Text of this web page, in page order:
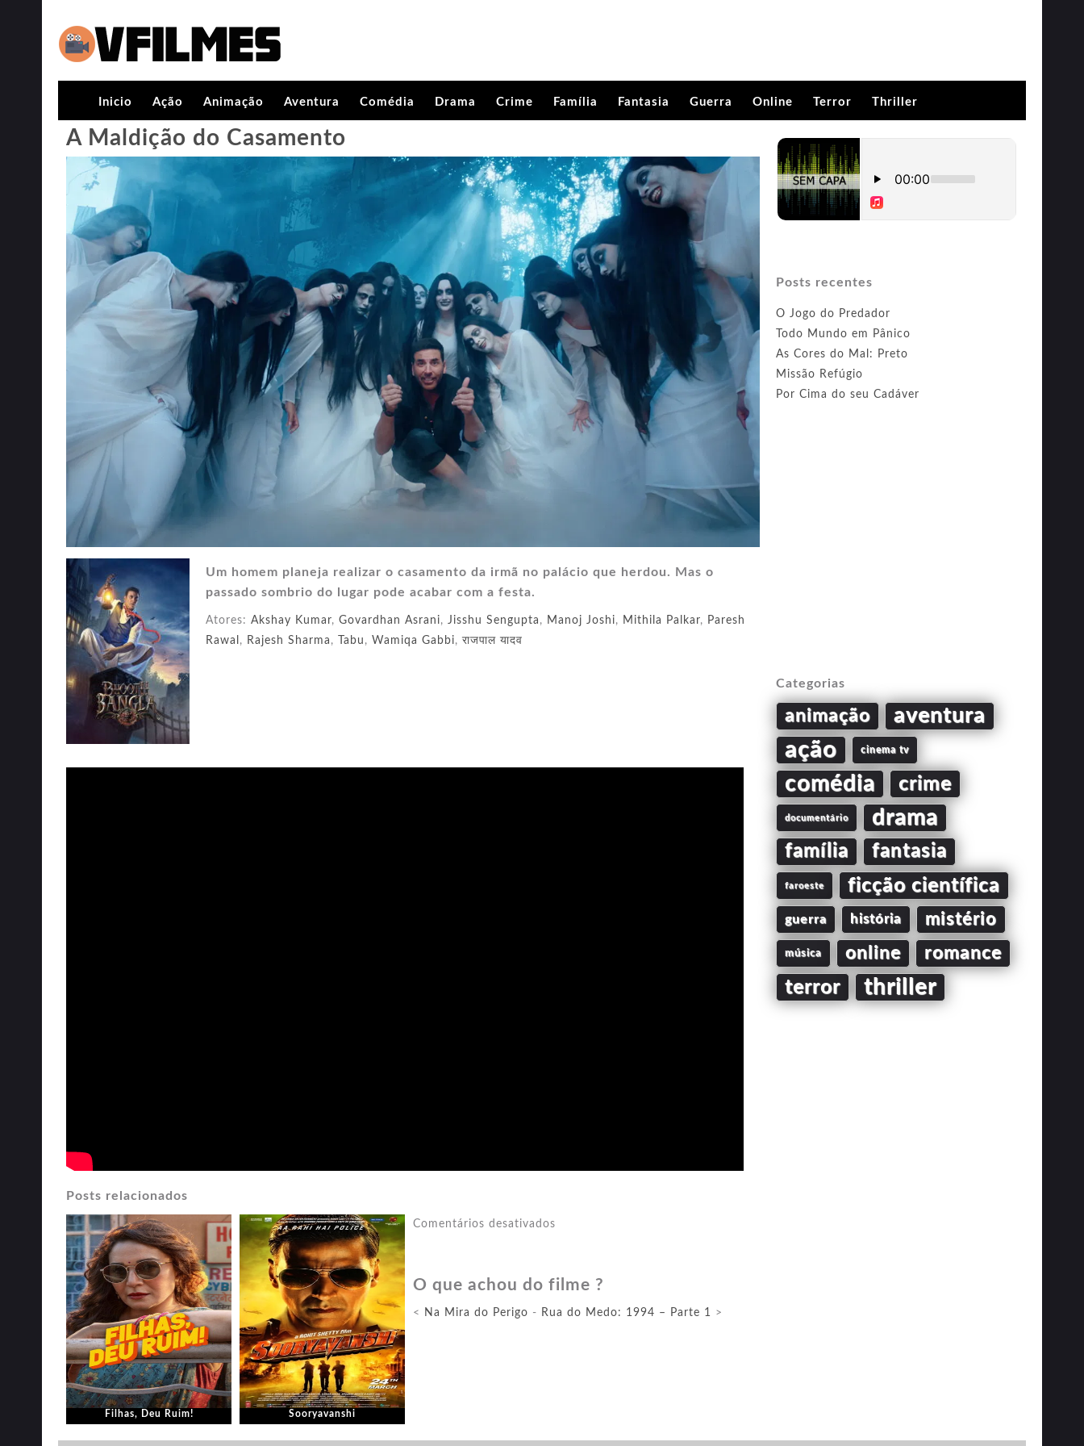
Inicio Ação Animação Aventura Comédia Drama Crime Família Fantasia Guerra Online Terror Thriller
A Maldição do Casamento
Um homem planeja realizar o casamento da irmã no palácio que herdou. Mas o
passado sombrio do lugar pode acabar com a festa.
Atores: Akshay Kumar, Govardhan Asrani, Jisshu Sengupta , Manoj Joshi, Mithila Palkar, Paresh
Rawal , Rajesh Sharma , Tabu , Wamiqa Gabbi, राजपाल यादव
Posts relacionados
Filhas, Deu Ruim! Sooryavanshi
Comentários desativados
O que achou do filme ?
< Na Mira do Perigo - Rua do Medo: 1994 – Parte 1 >
Posts recentes
O Jogo do Predador
Todo Mundo em Pânico
As Cores do Mal: Preto
Missão Refúgio
Por Cima do seu Cadáver
Categorias
animação aventura
ação cinema tv
comédia crime
documentário drama
família fantasia
faroeste ficção científica
guerra história mistério
música online romance
terror thriller